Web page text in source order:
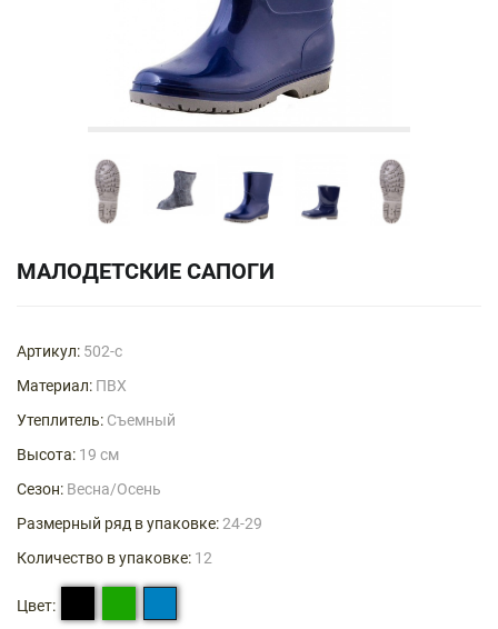
МАЛОДЕТСКИЕ САПОГИ
Артикул: 502-с
Материал: ПВХ
Утеплитель: Съемный
Высота: 19 см
Сезон: Весна/Осень
Размерный ряд в упаковке:24-29
Количество в упаковке: 12
Цвет: